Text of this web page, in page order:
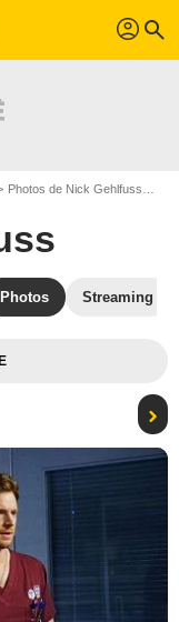
profil search
Photos de Nick Gehlfuss
Photos Streaming